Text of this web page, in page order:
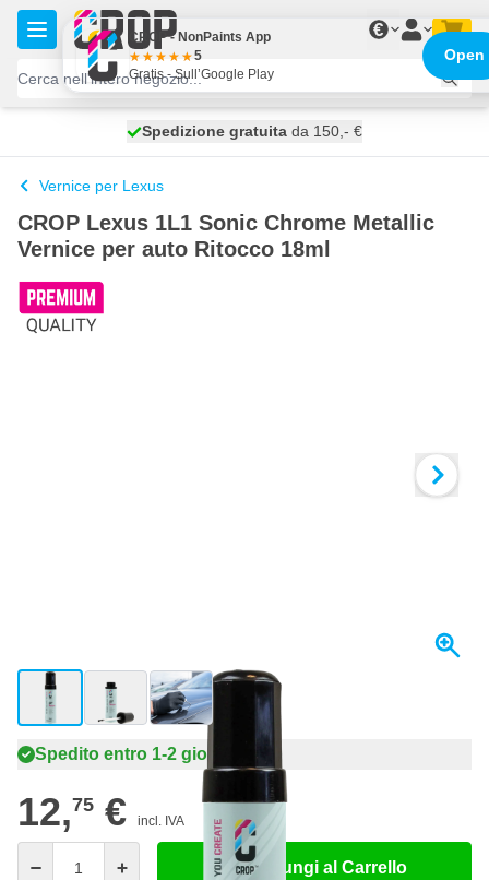
Salta al contenuto
€
spedito oggi
Spedizione gratuita da 150,- €
100 giorni
Vernice per Lexus
CROP Lexus 1L1 Sonic Chrome Metallic
Vernice per auto Ritocco 18ml
View larger imageView larger imageView larger image
Spedito entro 1-2 giorni
12,75 € incl. IVA
Aggiungi al Carrello
CROP - NonPaints App
5
Gratis - Sull’Google Play
Open